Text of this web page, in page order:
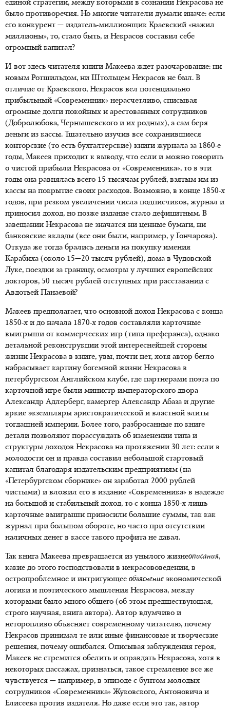
единой стратегии, между которыми в сознании Некрасова не
было противоречия. Но многие читатели думали иначе: если
его конкурент — издатель-миллионщик Краевский «нажил
миллионы», то, стало быть, и Некрасов составил себе
огромный капитал?
И вот здесь читателя книги Макеева ждет разочарование: ни
новым Ротшильдом, ни Штольцем Некрасов не был. В
отличие от Краевского, Некрасов вел потенциально
прибыльный «Современник» нерасчетливо, списывая
огромные долги покойных и арестованных сотрудников
(Добролюбова, Чернышевского и их родных), а сам беря
деньги из кассы. Тщательно изучив все сохранившиеся
конторские (то есть бухгалтерские) книги журнала за 1860-е
годы, Макеев приходит к выводу, что если и можно говорить
о чистой прибыли Некрасова от «Современника», то в эти
годы она равнялась всего 15 тысячам рублей, взятым им из
кассы на покрытие своих расходов. Возможно, в конце 1850-х
годов, при резком увеличении числа подписчиков, журнал и
приносил доход, но позже издание стало дефицитным. В
завещании Некрасова не значатся ни ценные бумаги, ни
банковские вклады (все они были, например, у Гончарова).
Откуда же тогда брались деньги на покупку имения
Карабиха (около 15—20 тысяч рублей), дома в Чудовской
Луке, поездки за границу, осмотры у лучших европейских
докторов, 50 тысяч рублей отступных при расставании с
Авдотьей Панаевой?
Макеев предполагает, что основной доход Некрасова с конца
1850-х и до начала 1870-х годов составляли карточные
выигрыши от коммерческих игр (типа преферанса), однако
детальной реконструкции этой интереснейшей стороны
жизни Некрасова в книге, увы, почти нет, хотя автор бегло
набрасывает картину богемной жизни Некрасова в
петербургском Английском клубе, где партнерами поэта по
карточной игре были министр императорского двора
Александр Адлерберг, камергер Александр Абаза и другие
яркие экземпляры аристократической и властной элиты
тогдашней империи. Более того, разбросанные по книге
детали позволяют порассуждать об изменении типа и
структуры доходов Некрасова на протяжении 30 лет: если в
молодости он и правда составил небольшой стартовый
капитал благодаря издательским предприятиям (на
«Петербургском сборнике» он заработал 2000 рублей
чистыми) и вложил его в издание «Современника» в надежде
на большой и стабильный доход, то с конца 1850-х лишь
карточные выигрыши приносили большие суммы, так как
журнал при большом обороте, но часто при отсутствии
наличных денег в кассе такого профита не давал.
Так книга Макеева превращается из унылого жизнеописания,
какие до этого господствовали в некрасововедении, в
остропроблемное и интригующее объяснение экономической
логики и поэтического мышления Некрасова, между
которыми было много общего (об этом предшествующая,
строго научная, книга автора). Автор вдумчиво и
неторопливо объясняет современному читателю, почему
Некрасов принимал те или иные финансовые и творческие
решения, почему ошибался. Описывая заблуждения героя,
Макеев не стремится обелить и оправдать Некрасова, хотя в
некоторых пассажах, признаться, такое стремление все же
чувствуется — например, в эпизоде с бунтом молодых
сотрудников «Современника» Жуковского, Антоновича и
Елисеева против издателя. Но даже если это так, автор